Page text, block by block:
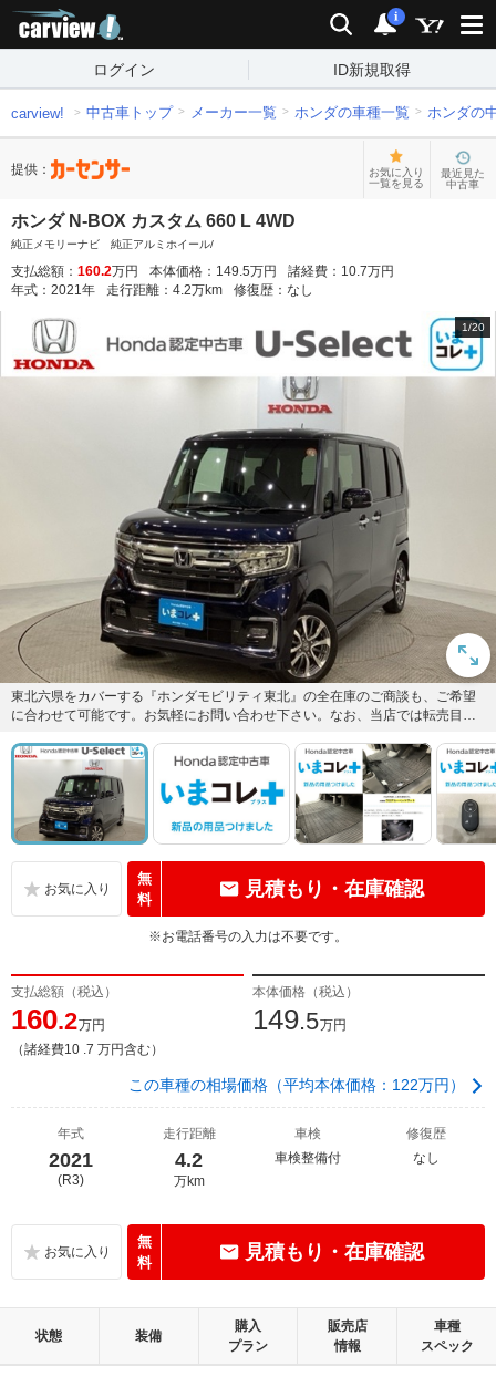
検索 通知
i
ログイン ID新規取得
carview! 中古車トップ メーカー一覧 ホンダの車種一覧 ホンダの
提供：
お気に入り
一覧を見る
最近見た
中古車
ホンダ N-BOX カスタム 660 L 4WD
純正メモリーナビ 純正アルミホイール/
支払総額： 160.2万円 本体価格： 149.5万円 諸経費： 10.7万円
年式： 2021年 走行距離： 4.2万km 修復歴： なし
1/20
東北六県をカバーする『ホンダモビリティ東北』の全在庫のご商談も、ご希望
に合わせて可能です。お気軽にお問い合わせ下さい。なお、当店では転売目的
無
料
見積もり・在庫確認
※お電話番号の入力は不要です。
支払総額（税込）
160.2万円
（諸経費10 .7 万円含む）
本体価格（税込）
149.5万円
この車種の相場価格（平均本体価格：122万円）
年式
2021
(R3)
走行距離
4.2
万km
車検
車検整備付
修復歴
なし
無
料
見積もり・在庫確認
状態 装備
購入
プラン
販売店
情報
車種
スペック